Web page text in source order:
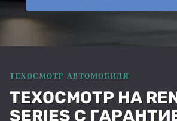
ТЕХОСМОТР НА
SERIES С